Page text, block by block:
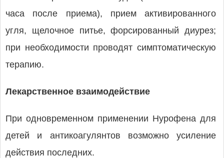
часа после приема), прием активированного
угля, щелочное питье, форсированный диурез;
при необходимости проводят симптоматическую
терапию.
Лекарственное взаимодействие
При одновременном применении Нурофена для
детей и антикоагулянтов возможно усиление
действия последних.